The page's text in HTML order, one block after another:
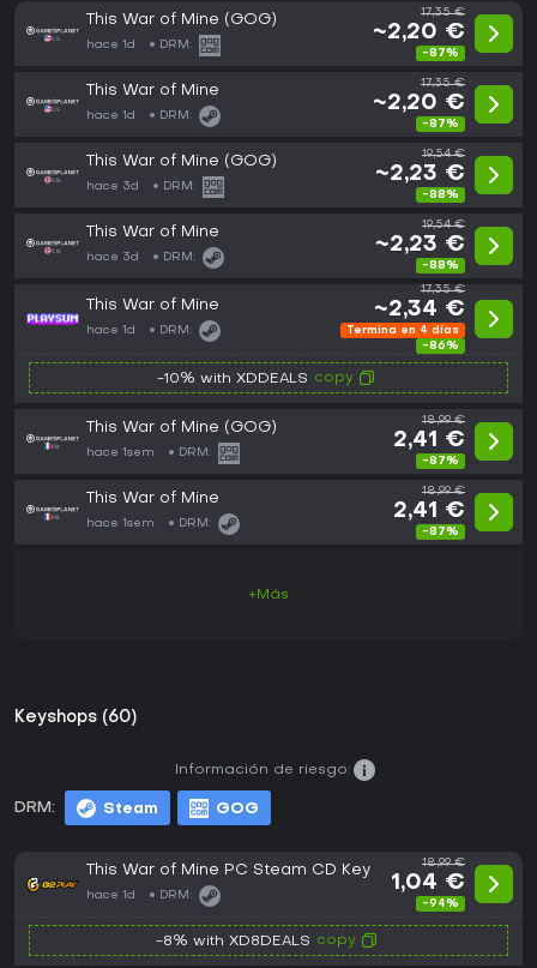
This War of Mine (GOG)
hace 1d DRM:
17,35 €
~2,20 €
-87%
This War of Mine
hace 1d DRM:
17,35 €
~2,20 €
-87%
This War of Mine (GOG)
hace 3d DRM:
19,54 €
~2,23 €
-88%
This War of Mine
hace 3d DRM:
19,54 €
~2,23 €
-88%
This War of Mine
hace 1d DRM:
17,35 €
~2,34 €
Termina en 4 días
-86%
-10% with XDDEALS copy
This War of Mine (GOG)
hace 1sem DRM:
18,99 €
2,41 €
-87%
This War of Mine
hace 1sem DRM:
18,99 €
2,41 €
-87%
+Más
Keyshops (60)
DRM: Steam GOG
Información de riesgo:
This War of Mine PC Steam CD Key
hace 1d DRM:
18,99 €
1,04 €
-94%
-8% with XD8DEALS copy